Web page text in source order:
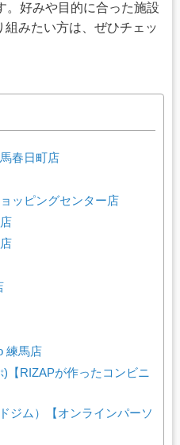
。好みや目的に合った施設
みたい方は、ぜひチェッ
春日町店
ッピングセンター店
練馬店
【RIZAPが作ったコンビニ
ジム）【オンラインパーソ